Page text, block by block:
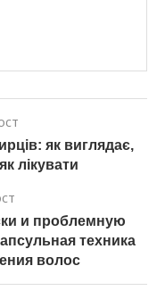
як виглядає,
лікувати
и проблемную
техника
волос